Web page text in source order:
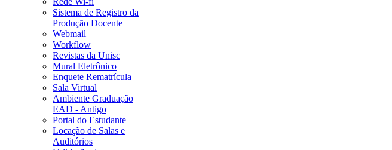
Sistema de Registro da
Produção Docente
Webmail
Workflow
Revistas da Unisc
Mural Eletrônico
Enquete Rematrícula
Sala Virtual
Ambiente Graduação
EAD - Antigo
Portal do Estudante
Locação de Salas e
Auditórios